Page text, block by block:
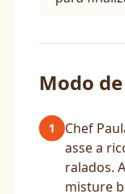
Modo
1
Chef
asse a
ralados.
misture